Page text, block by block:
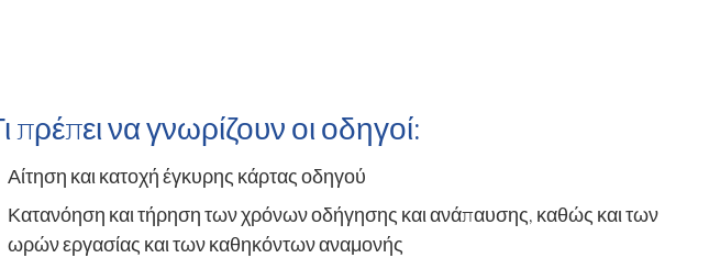
πρέπει να γνωρίζουν οι οδηγοί:
Αίτηση και κατοχή έγκυρης κάρτας οδηγού
Κατανόηση και τήρηση των χρόνων οδήγησης και ανάπαυσης, καθώς και των
ωρών εργασίας και των καθηκόντων αναμονής